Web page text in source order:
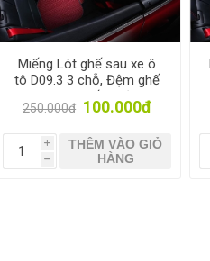
Miếng Lót ghế sau xe ô
tô D09.3 3 chỗ, Đệm ghế
sau xe hơi, Miếng nệm lót
nỉ Mềm mại
250.000đ 100.000đ
i
h
THÊM VÀO GIỎ
HÀNG